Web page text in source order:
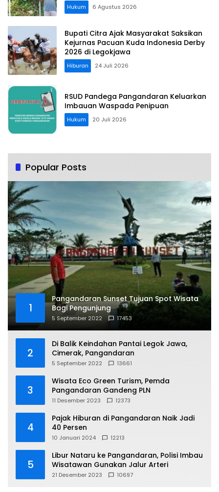
Hukum 6 Agustus 2026
Bupati Citra Ajak Masyarakat Saksikan
Kejurnas Pacuan Kuda Indonesia Derby
2026 di Legokjawa
Hiburan 24 Juli 2026
RSUD Pandega Pangandaran Keluarkan
Imbauan Waspada Penipuan
Hukum 20 Juli 2026
Popular Posts
1
Pangandaran Sunset Tujuan Spot Wisata
Bagi Pengunjung
5 September 2022 17453
2
Di Balik Keindahan Pantai Legok Jawa,
Cimerak, Pangandaran
5 September 2022 13661
3
Wisata Eco Green Turism, Pemda
Pangandaran Gandeng PLN
11 Desember 2023 12373
4
Pajak Hiburan di Pangandaran Naik Jadi
40 Persen
10 Januari 2024 12213
5
Libur Nataru ke Pangandaran, Polisi Imbau
Wisatawan Gunakan Jalur Arteri
21 Desember 2023 10697